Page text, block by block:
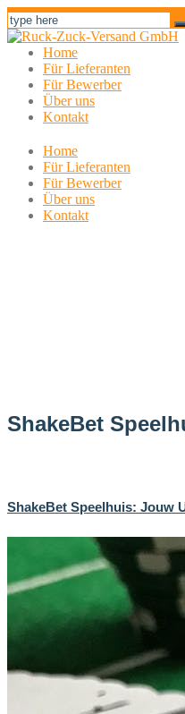
Home
Für Lieferanten
Für Bewerber
Über uns
Kontakt
Home
Für Lieferanten
Für Bewerber
Über uns
Kontakt
ShakeBet
ShakeBet Speelhuis: Jouw